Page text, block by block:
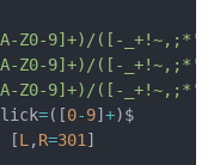
Z0-9]+)/([-_+!~,;*'
Z0-9]+)/([-_+!~,;*'
Z0-9]+)/([-_+!~,;*'
=( [0-9] +)$
[L , R=301 ]